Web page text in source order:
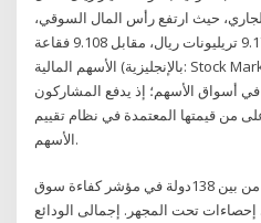
في 14 يناير الجاري، حيث ارتفع رأس المال السوقي،
للأسهم المدرجة إلى مستوى 9.170 تريليونات ريال، مقابل 9.108 فقاعة
الأسهم المالية (بالإنجليزية: Stock Market Bubble)‏ هي نوع من أنواع
في أسواق الأسهم؛ إذ يدفع المشاركون
من قيمتها المعتمدة في نظام تقييم
الأسهم.
مصر في الترتيب (112) دولياً من بين 138دولة في مؤشر كفاءة سوق
2017. 4 المزيد. إحصاءات تحت المجهر. إجمالى الودائع.